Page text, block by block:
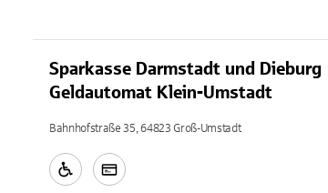
Sparkasse Darmstadt und Dieburg
Geldautomat Klein-Umstadt
Bahnhofstraße 35, 64823 Groß-Umstadt